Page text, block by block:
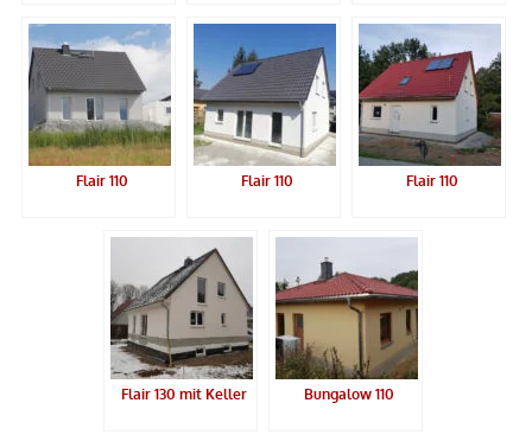
Flair 110 Flair 110 Flair 110
Flair 130 mit Keller Bungalow 110